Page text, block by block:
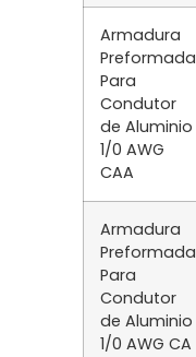
Armadura
Preformada
Para
Condutor
de Aluminio
1/0 AWG
CAA
Armadura
Preformada
Para
Condutor
de Aluminio
1/0 AWG CA